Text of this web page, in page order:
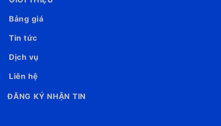
Bảng giá
Tin tức
Dịch vụ
Liên hệ
ĐĂNG KÝ NHẬN TIN